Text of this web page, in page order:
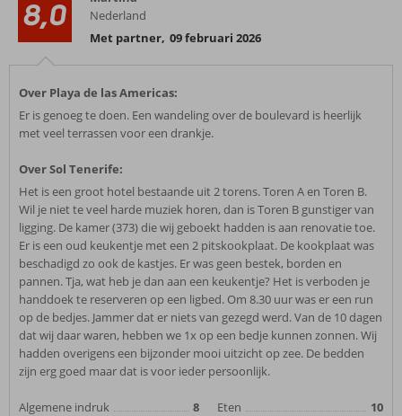
8,0
Nederland
Met partner, 09 februari 2026
Over Playa de las Americas:
Er is genoeg te doen. Een wandeling over de boulevard is heerlijk
met veel terrassen voor een drankje.
Over Sol Tenerife:
Het is een groot hotel bestaande uit 2 torens. Toren A en Toren B.
Wil je niet te veel harde muziek horen, dan is Toren B gunstiger van
ligging. De kamer (373) die wij geboekt hadden is aan renovatie toe.
Er is een oud keukentje met een 2 pitskookplaat. De kookplaat was
beschadigd zo ook de kastjes. Er was geen bestek, borden en
pannen. Tja, wat heb je dan aan een keukentje? Het is verboden je
handdoek te reserveren op een ligbed. Om 8.30 uur was er een run
op de bedjes. Jammer dat er niets van gezegd werd. Van de 10 dagen
dat wij daar waren, hebben we 1x op een bedje kunnen zonnen. Wij
hadden overigens een bijzonder mooi uitzicht op zee. De bedden
zijn erg goed maar dat is voor ieder persoonlijk.
Algemene indruk
8
Eten
10